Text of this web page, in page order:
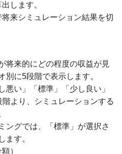
します。
来シミュレーション結果を切
将来的にどの程度の収益が見
別に5段階で表示します。
悪い」「標準」「少し良い」
階より、シミュレーションする
ングでは、「標準」が選択さ
ます。
）